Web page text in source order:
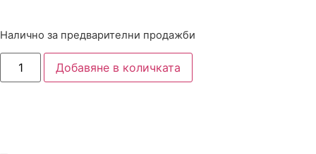
Налично за предварителни продажби
Добавяне в количката